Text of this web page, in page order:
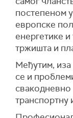
постепеном
европске
енергетике
тржишта и
Међутим, иза
се и
свакодневно
транспортну